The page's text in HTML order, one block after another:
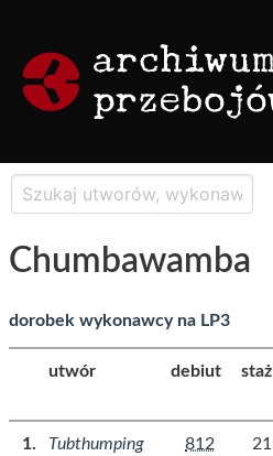
Chumbawamba
dorobek wykonawcy na LP3
utwór debiut staż
Tubthumping
812 21